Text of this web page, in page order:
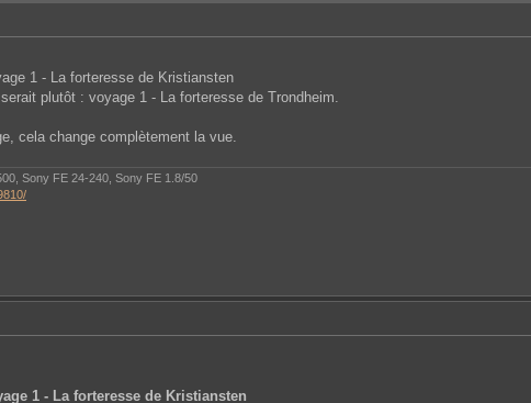
1 - La forteresse de Kristiansten
plutôt : voyage 1 - La forteresse de Trondheim.
cela change complètement la vue.
Sony FE 24-240, Sony FE 1.8/50
1 - La forteresse de Kristiansten